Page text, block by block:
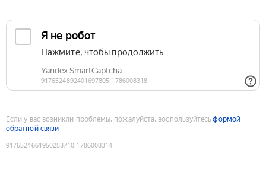
Если у вас возникли проблемы, пожалуйста, воспользуйтесьформой
обратной связи
9176524661950253710:1786008314